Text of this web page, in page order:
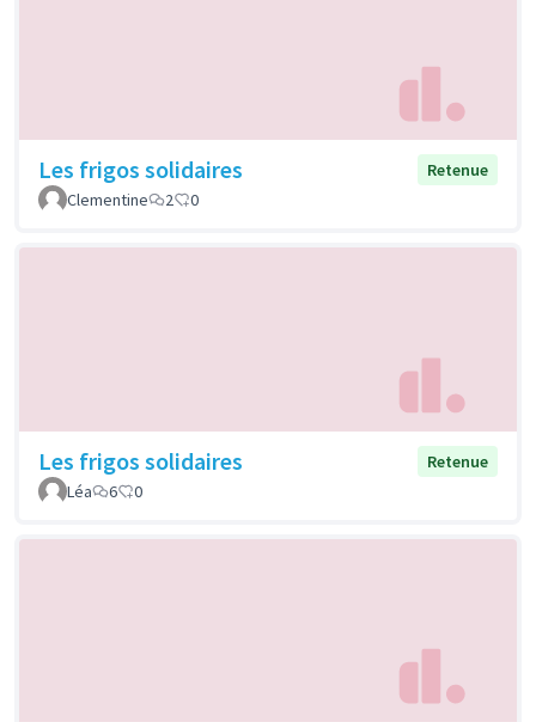
Les frigos solidaires
Retenue
Clementine
2 0
Les frigos solidaires
Retenue
Léa
6 0